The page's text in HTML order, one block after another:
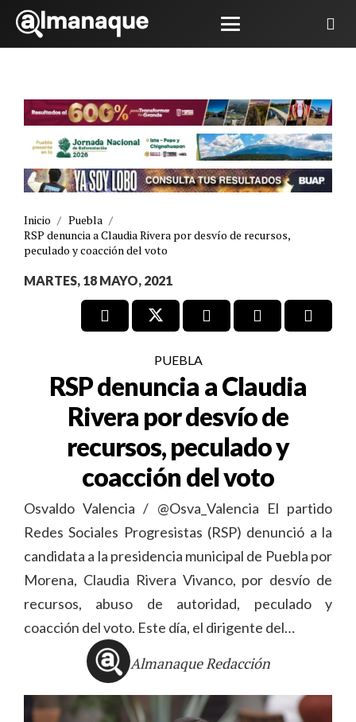
Inicio / Puebla /
RSP denuncia a Claudia Rivera por desvío de recursos,
peculado y coacción del voto
MARTES, 18 MAYO, 2021
PUEBLA
RSP denuncia a Claudia
Rivera por desvío de
recursos, peculado y
coacción del voto
Osvaldo Valencia / @Osva_Valencia El partido
Redes Sociales Progresistas (RSP) denunció a la
candidata a la presidencia municipal de Puebla por
Morena, Claudia Rivera Vivanco, por desvío de
recursos, abuso de autoridad, peculado y
coacción del voto. Este día, el dirigente del…
Almanaque Redacción